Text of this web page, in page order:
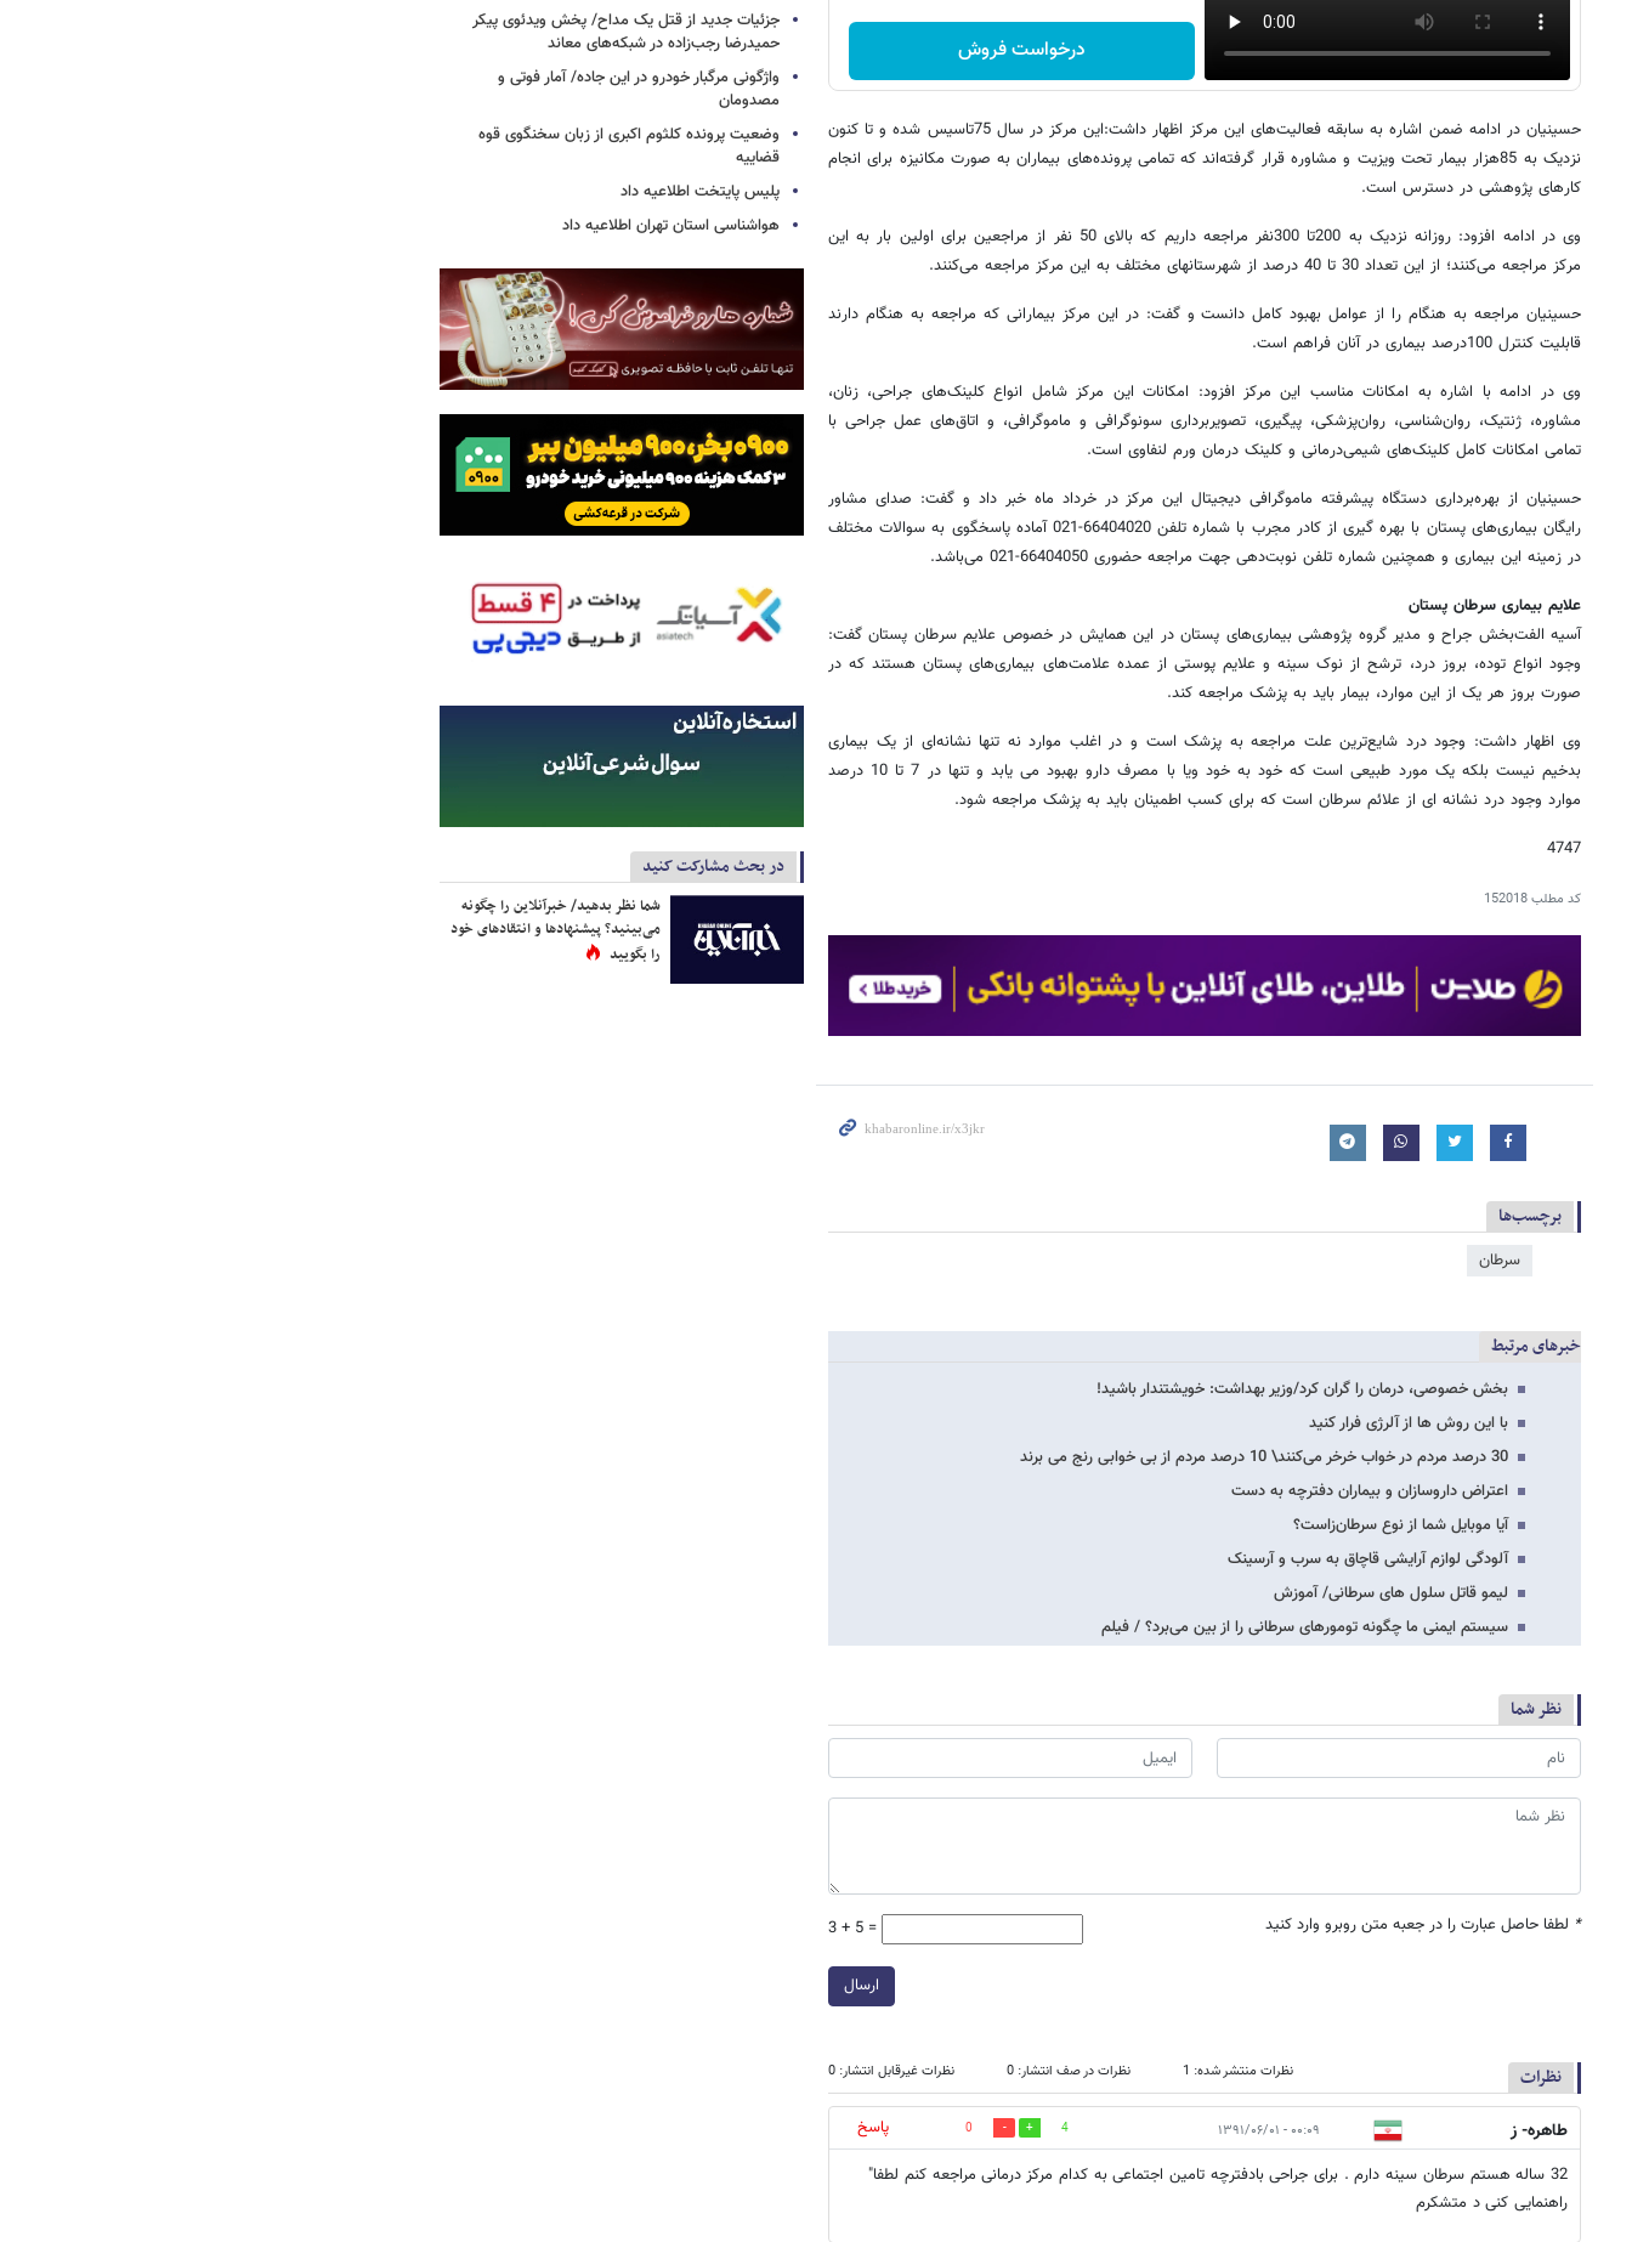
درخواست فروش
حسینیان در ادامه ضمن اشاره به سابقه فعالیت‌های این مرکز اظهار داشت‌:‌این مرکز در سال 75تاسیس شده و تا کنون
نزدیک به 85هزار بیمار تحت ویزیت و مشاوره قرار گرفته‌اند که تمامی پرونده‌های بیماران به صورت مکانیزه برای انجام
کارهای پژوهشی در دسترس است.
وی در ادامه افزود: روزانه نزدیک به 200تا 300نفر مراجعه داریم که بالای 50 نفر از مراجعین برای اولین بار به این
مرکز مراجعه می‌کنند؛ از این تعداد 30 تا 40 درصد از شهرستانهای مختلف به این مرکز مراجعه می‌کنند.
حسینیان مراجعه به هنگام را از عوامل بهبود کامل دانست و گفت: در این مرکز بیمارانی که مراجعه به هنگام دارند
قابلیت کنترل 100درصد بیماری در آنان فراهم است.
وی در ادامه با اشاره به امکانات مناسب این مرکز افزود: امکانات این مرکز شامل انواع کلینک‌های جراحی، زنان،
مشاوره، ژنتیک، روان‌شناسی، روان‌پزشکی، پیگیری، تصویربرداری سونوگرافی و ماموگرافی، و اتاق‌های عمل جراحی با
تمامی امکانات کامل کلینک‌های شیمی‌درمانی و کلینک درمان ورم لنفاوی است.
حسینیان از بهره‌برداری دستگاه پیشرفته ماموگرافی دیجیتال این مرکز در خرداد ماه خبر داد و گفت: صدای مشاور
رایگان بیماری‌های پستان با بهره گیری از کادر مجرب با شماره تلفن 66404020-021 آماده پاسخگوی به سوالات مختلف
در زمینه این بیماری و همچنین شماره تلفن نوبت‌دهی جهت مراجعه حضوری 66404050-021 می‌باشد.
علایم بیماری سرطان پستان
آسیه الفت‌بخش جراح و مدیر گروه پژوهشی بیماری‌های پستان در این همایش در خصوص علایم سرطان پستان گفت:
وجود انواع توده، بروز درد، ترشح از نوک سینه و علایم پوستی از عمده علامت‌های بیماری‌های پستان هستند که در
صورت بروز هر یک از این موارد، بیمار باید به پزشک مراجعه کند.
وی اظهار داشت: وجود درد شایع‌ترین علت مراجعه به پزشک است و در اغلب موارد نه تنها نشانه‌ای از یک بیماری
بدخیم نیست بلکه یک مورد طبیعی است که خود به خود ویا با مصرف دارو بهبود می یابد و تنها در 7 تا 10 درصد
موارد وجود درد نشانه ای از علائم سرطان است که برای کسب اطمینان باید به پزشک مراجعه شود.
4747
کد مطلب152018
برچسب‌ها
سرطان
خبرهای مرتبط
بخش خصوصی، درمان را گران کرد/وزیر بهداشت: خویشتندار باشید!
با این روش ها از آلرژی فرار کنید
30 درصد مردم در خواب خرخر می‌کنند\ 10 درصد مردم از بی خوابی رنج می برند
اعتراض داروسازان و بیماران دفترچه به دست
آیا موبایل شما از نوع سرطان‌زاست؟
آلودگی لوازم آرایشی قاچاق به سرب و آرسینک
لیمو قاتل سلول های سرطانی/ آموزش
سیستم ایمنی ما چگونه تومورهای سرطانی را از بین می‌برد؟ / فیلم
نظر شما
* لطفا حاصل عبارت را در جعبه متن روبرو وارد کنید 3 + 5 =
ارسال
نظرات نظرات منتشر شده: 1 نظرات در صف انتشار: 0 نظرات غیرقابل انتشار: 0
طاهره- ز ۰۰:۰۹ - ۱۳۹۱/۰۶/۰۱ 4
0
پاسخ
32 ساله هستم سرطان سینه دارم . برای جراحی بادفترچه تامین اجتماعی به کدام مرکز درمانی مراجعه کنم لطفا"
راهنمایی کنی د متشکرم
جزئیات جدید از قتل یک مداح/ پخش ویدئوی پیکر
حمیدرضا رجب‌زاده در شبکه‌های معاند
واژگونی مرگبار خودرو در این جاده/ آمار فوتی و
مصدومان
وضعیت پرونده کلثوم اکبری از زبان سخنگوی قوه
قضاییه
پلیس پایتخت اطلاعیه داد
هواشناسی استان تهران اطلاعیه داد
در بحث مشارکت کنید
شما نظر بدهید/ خبرآنلاین را چگونه
می‌بینید؟ پیشنهادها و انتقادهای خود
را بگویید